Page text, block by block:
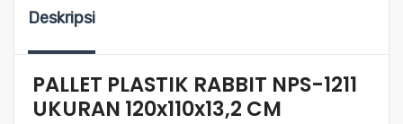
Deskripsi
PALLET PLASTIK RABBIT NPS-1211
UKURAN 120x110x13,2 CM